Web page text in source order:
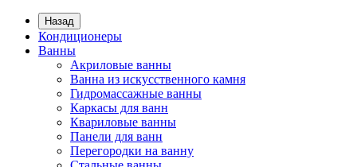
Назад
Кондиционеры
Ванны
Акриловые ванны
Ванна из искусственного камня
Гидромассажные ванны
Каркасы для ванн
Квариловые ванны
Панели для ванн
Перегородки на ванну